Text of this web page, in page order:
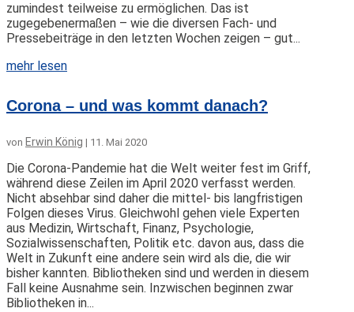
zumindest teilweise zu ermöglichen. Das ist
zugegebenermaßen – wie die diversen Fach- und
Pressebeiträge in den letzten Wochen zeigen – gut...
mehr lesen
Corona – und was kommt danach?
von Erwin König | 11. Mai 2020
Die Corona-Pandemie hat die Welt weiter fest im Griff,
während diese Zeilen im April 2020 verfasst werden.
Nicht absehbar sind daher die mittel- bis langfristigen
Folgen dieses Virus. Gleichwohl gehen viele Experten
aus Medizin, Wirtschaft, Finanz, Psychologie,
Sozialwissenschaften, Politik etc. davon aus, dass die
Welt in Zukunft eine andere sein wird als die, die wir
bisher kannten. Bibliotheken sind und werden in diesem
Fall keine Ausnahme sein. Inzwischen beginnen zwar
Bibliotheken in...